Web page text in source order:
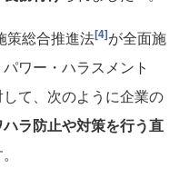
策総合推進法[4]が全面施
ワー・ハラスメント
して、次のように企業の
ラ防止や対策を行う直